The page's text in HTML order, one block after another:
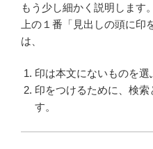
もう少し細かく説明します。
上の１番「見出しの頭に印
は、
印は本文にないものを選
印をつけるために、検
す。